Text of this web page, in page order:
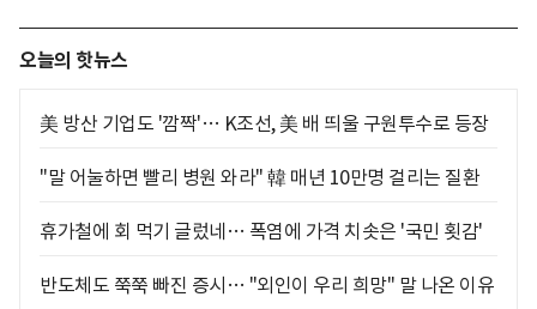
오늘의 핫뉴스
美 방산 기업도 '깜짝'… K조선, 美 배 띄울 구원투수로 등장
"말 어눌하면 빨리 병원 와라" 韓 매년 10만명 걸리는 질환
휴가철에 회 먹기 글렀네… 폭염에 가격 치솟은 '국민 횟감'
반도체도 쭉쭉 빠진 증시… "외인이 우리 희망" 말 나온 이유